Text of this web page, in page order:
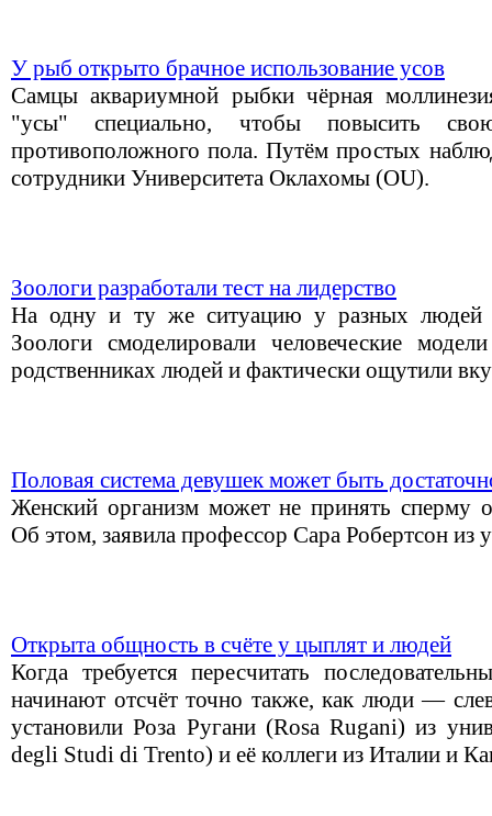
У рыб открыто брачное использование усов
Самцы аквариумной рыбки чёрная
"усы" специально, чтобы повысить свою
противоположного пола. Путём простых
сотрудники Университета Оклахомы (OU).
Зоологи разработали тест на лидерство
На одну и ту же ситуацию у разных людей
Зоологи смоделировали человеческие
родственниках людей и фактически ощутили
Половая система девушек может быть
Женский организм может не принять сперму
Об этом, заявила профессор Сара Робертсон из
Открыта общность в счёте у цыплят и людей
Когда требуется пересчитать
начинают отсчёт точно также, как люди —
установили Роза Ругани (Rosa Rugani) из
degli Studi di Trento) и её коллеги из Италии и